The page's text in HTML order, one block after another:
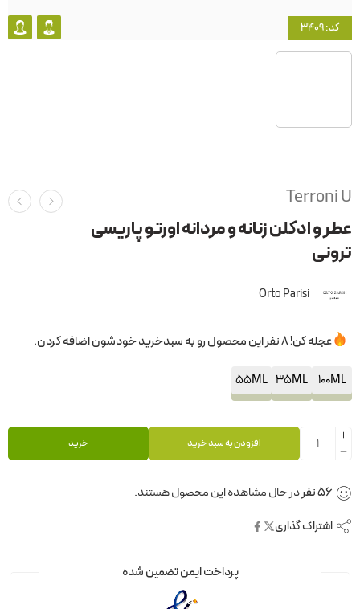
کد: 3409
Terroni U
عطر و ادکلن زنانه و مردانه اورتو پاریسی
ترونی
Orto Parisi
عجله کن! 8 نفر این محصول رو به سبدخرید خودشون اضافه کردن.
100ML
35ML
55ML
افزودن به سبد خرید خرید
56نفردر حال مشاهده این محصول هستند.
اشتراک گذاری
پرداخت ایمن تضمین شده